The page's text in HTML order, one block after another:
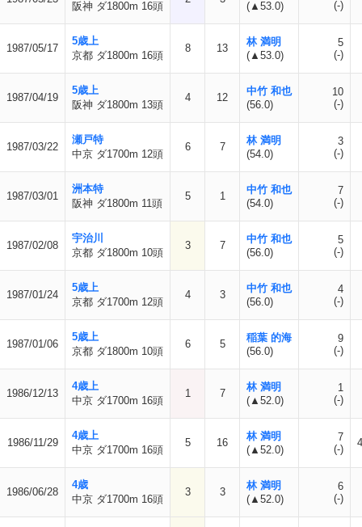
阪神 ダ1800m 16頭 (▲53.0) (-)
1987/05/17
5歳上
京都 ダ1800m 16頭
8 13
林 満明
(▲53.0)
5
(-)
1987/04/19
5歳上
阪神 ダ1800m 13頭
4 12
中竹 和也
(56.0)
10
(-)
1987/03/22
瀬戸特
中京 ダ1700m 12頭
6 7
林 満明
(54.0)
3
(-)
1987/03/01
洲本特
阪神 ダ1800m 11頭
5 1
中竹 和也
(54.0)
7
(-)
1987/02/08
宇治川
京都 ダ1800m 10頭
3 7
中竹 和也
(56.0)
5
(-)
1987/01/24
5歳上
京都 ダ1700m 12頭
4 3
中竹 和也
(56.0)
4
(-)
1987/01/06
5歳上
京都 ダ1800m 10頭
6 5
稲葉 的海
(56.0)
9
(-)
1986/12/13
4歳上
中京 ダ1700m 16頭
1 7
林 満明
(▲52.0)
1
(-)
1986/11/29
4歳上
中京 ダ1700m 16頭
5 16
林 満明
(▲52.0)
7
(-)
1986/06/28
4歳
中京 ダ1700m 16頭
3 3
林 満明
(▲52.0)
6
(-)